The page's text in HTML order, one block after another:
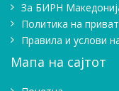
Зa БИРН
Политика на
Правила и услови
Мапа на сајтот